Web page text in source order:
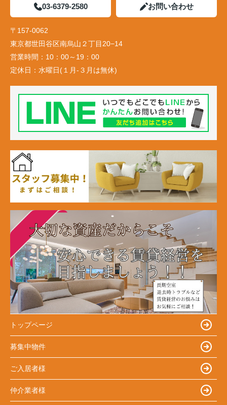
03-6379-2580 お問い合わせ
〒157-0062
東京都世田谷区南烏山２丁目20−14
営業時間： 10：00～19：00
定休日： 水曜日(１月-３月は無休)
トップページ
募集中物件
ご入居者様
仲介業者様